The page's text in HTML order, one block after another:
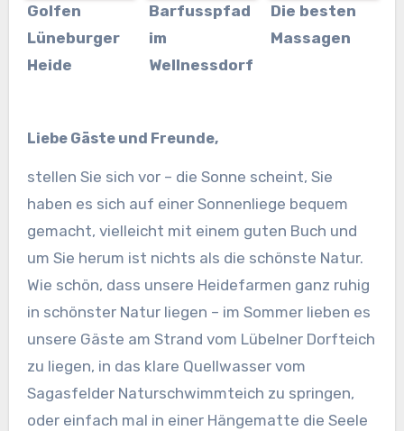
Golfen
Lüneburger
Heide
Barfusspfad
im
Wellnessdorf
Die besten
Massagen
Liebe Gäste und Freunde,
stellen Sie sich vor – die Sonne scheint, Sie
haben es sich auf einer Sonnenliege bequem
gemacht, vielleicht mit einem guten Buch und
um Sie herum ist nichts als die schönste Natur.
Wie schön, dass unsere Heidefarmen ganz ruhig
in schönster Natur liegen – im Sommer lieben es
unsere Gäste am Strand vom Lübelner Dorfteich
zu liegen, in das klare Quellwasser vom
Sagasfelder Naturschwimmteich zu springen,
oder einfach mal in einer Hängematte die Seele